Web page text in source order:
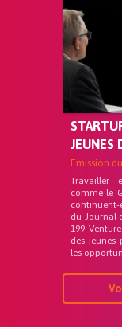
JEUNES
Emission du
Travailler
comme le
continuent-
du Journal
199
des jeunes
les